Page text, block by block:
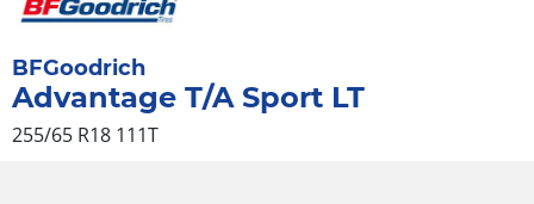
BFGoodrich
Advantage T/A Sport LT
255/65 R18 111T